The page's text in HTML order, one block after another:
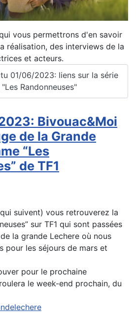
vous permettrons d'en savoir
réalisation, des interviews de la
et acteurs.
01/06/2023: liens sur la série
"Les Randonneuses"
Bivouac&Moi
de la Grande
“Les
de TF1
suivent) vous retrouverez la
sur TF1 qui sont passées
la grande Lechere où nous
pour les séjours de mars et
pour le prochaine
le week-end prochain, du